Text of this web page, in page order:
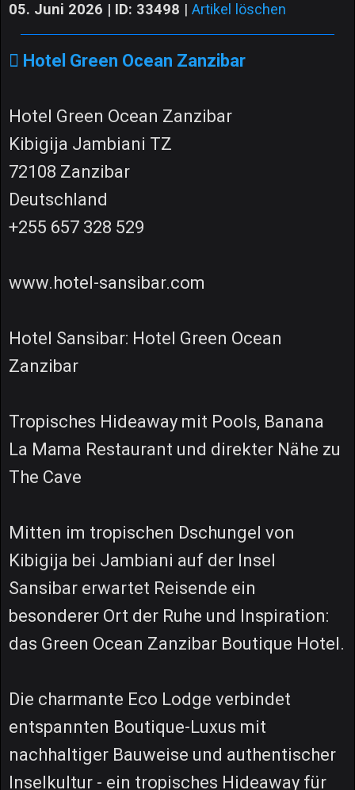
05. Juni 2026 | ID: 33498 | Artikel löschen
Hotel Green Ocean Zanzibar
Hotel Green Ocean Zanzibar
Kibigija Jambiani TZ
72108 Zanzibar
Deutschland
+255 657 328 529
www.hotel-sansibar.com
Hotel Sansibar: Hotel Green Ocean
Zanzibar
Tropisches Hideaway mit Pools, Banana
La Mama Restaurant und direkter Nähe zu
The Cave
Mitten im tropischen Dschungel von
Kibigija bei Jambiani auf der Insel
Sansibar erwartet Reisende ein
besonderer Ort der Ruhe und Inspiration:
das Green Ocean Zanzibar Boutique Hotel.
Die charmante Eco Lodge verbindet
entspannten Boutique-Luxus mit
nachhaltiger Bauweise und authentischer
Inselkultur - ein tropisches Hideaway für